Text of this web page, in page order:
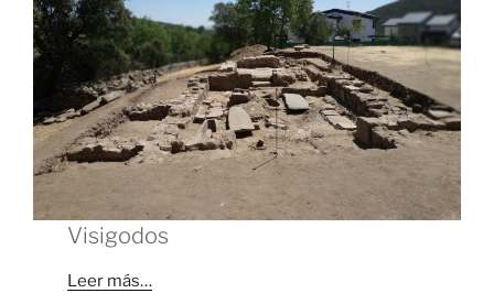
Visigodos
Leer más…